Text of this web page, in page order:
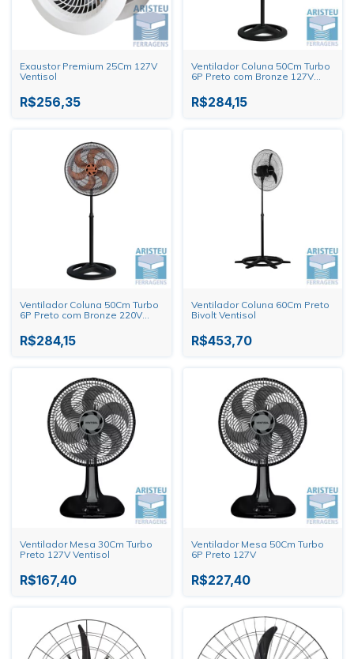
Exaustor Premium 25Cm 127V
Ventisol
R$256,35
Ventilador Coluna 50Cm Turbo
6P Preto com Bronze 127V
R$284,15
Ventilador Coluna 50Cm Turbo
6P Preto com Bronze 220V
R$284,15
Ventilador Coluna 60Cm Preto
Bivolt Ventisol
R$453,70
Ventilador Mesa 30Cm Turbo
Preto 127V Ventisol
R$167,40
Ventilador Mesa 50Cm Turbo
6P Preto 127V
R$227,40